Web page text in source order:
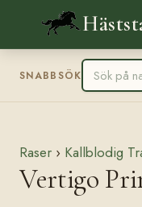
SNABBSÖK
Raser › Kallblodig
Vertigo